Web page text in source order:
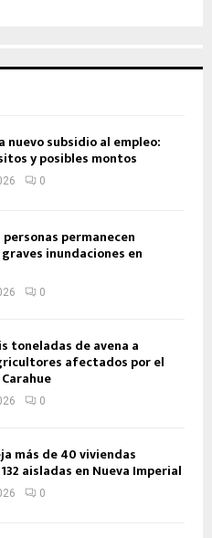
nuevo subsidio al empleo:
y posibles montos
0
permanecen
inundaciones en
0
toneladas de avena a
afectados por el
0
más de 40 viviendas
aisladas en Nueva Imperial
0